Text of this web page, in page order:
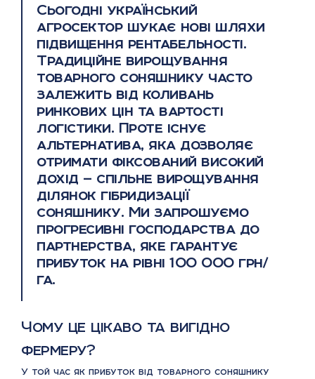
Сьогодні український
агросектор шукає нові шляхи
підвищення рентабельності.
Традиційне вирощування
товарного соняшнику часто
залежить від коливань
ринкових цін та вартості
логістики. Проте існує
альтернатива, яка дозволяє
отримати фіксований високий
дохід — спільне вирощування
ділянок гібридизації
соняшнику. Ми запрошуємо
прогресивні господарства до
партнерства, яке гарантує
прибуток на рівні 100 000 грн/
га.
Чому це цікаво та вигідно
фермеру?
У той час як прибуток від товарного соняшнику